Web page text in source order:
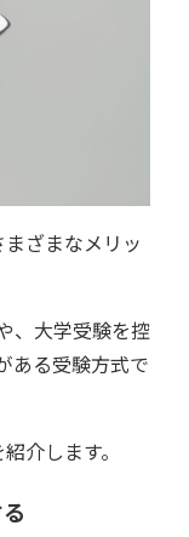
ざまなメリッ
、大学受験を控
ある受験方式で
介します。